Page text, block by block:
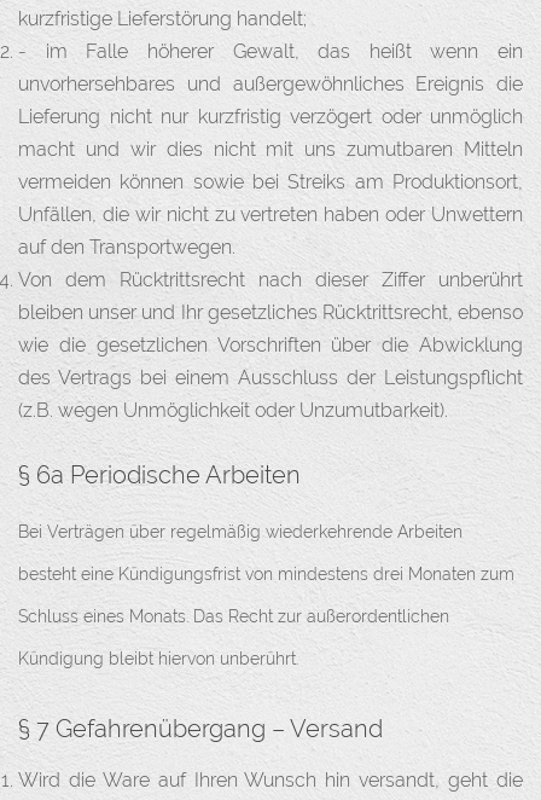
kurzfristige Lieferstörung handelt;
- im Falle höherer Gewalt, das heißt wenn ein
unvorhersehbares und außergewöhnliches Ereignis die
Lieferung nicht nur kurzfristig verzögert oder unmöglich
macht und wir dies nicht mit uns zumutbaren Mitteln
vermeiden können sowie bei Streiks am Produktionsort,
Unfällen, die wir nicht zu vertreten haben oder Unwettern
auf den Transportwegen.
Von dem Rücktrittsrecht nach dieser Ziffer unberührt
bleiben unser und Ihr gesetzliches Rücktrittsrecht, ebenso
wie die gesetzlichen Vorschriften über die Abwicklung
des Vertrags bei einem Ausschluss der Leistungspflicht
(z.B. wegen Unmöglichkeit oder Unzumutbarkeit).
§ 6a Periodische Arbeiten
Bei Verträgen über regelmäßig wiederkehrende Arbeiten
besteht eine Kündigungsfrist von mindestens drei Monaten zum
Schluss eines Monats. Das Recht zur außerordentlichen
Kündigung bleibt hiervon unberührt.
§ 7 Gefahrenübergang – Versand
Wird die Ware auf Ihren Wunsch hin versandt, geht die